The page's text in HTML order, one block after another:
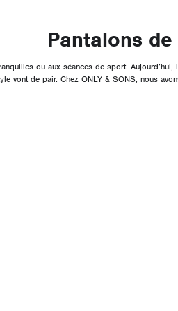
Pantalons
ou aux séances de sport.
vont de pair. Chez ONLY & SONS, nous